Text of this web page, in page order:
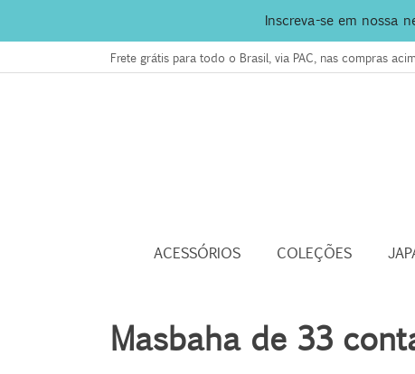
Frete grátis para todo o Brasil, via PAC, nas compras
ACESSÓRIOS COLEÇÕES
Masbaha de 33
Inscreva-se em nossa